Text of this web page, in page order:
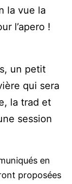
la vue la
l’apero !
un petit
qui sera
la trad et
session
en
proposées